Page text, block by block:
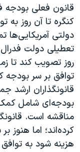
همایش
صفحه‌های ویژه
سفر پرزیدنت ترامپ
کنگره تا آن روز به
دولتی آمریکایی‌ها
تعطیلی دولت
روز تصویب کند تا
قانونگذاران ارشد
بودجه‌ای شامل
مناقشه است.
کرده‌اند؛ اما هنوز
هزینه شود به توافق